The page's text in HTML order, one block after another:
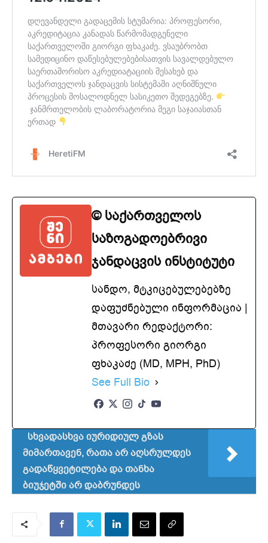
© საქართველოს
საზოგადოებრივი
ჯანდაცვის ინსტიტუტი
სანდო, მტკიცებულებებზე
დაფუძნებული ინფორმაცია |
მთავარი რედაქტორი:
პროფესორი გიორგი
ფხაკაძე (MD, MPH, PhD)
See Full Bio
სხვადასხვა იურიდიულ გზას
მიმართავენ, რათა არ აღსრულდეს
გადაწყვეტილება და თანხა
ბიუჯეტში არ დაბრუნდეს